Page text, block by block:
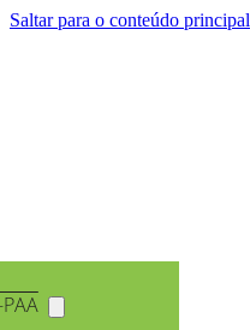
Saltar para o conteúdo principal